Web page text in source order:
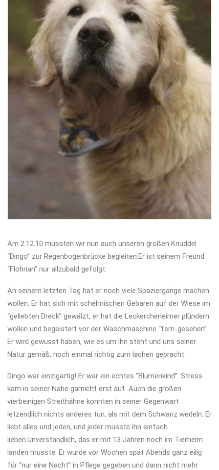
Am 2.12.10 mussten wir nun auch unseren großen Knuddel
“Dingo” zur Regenbogenbrücke begleiten.Er ist seinem Freund
“Flohrian” nur allzubald gefolgt.
An seinem letzten Tag hat er noch viele Spaziergänge machen
wollen. Er hat sich mit schelmischen Gebaren auf der Wiese im
“geliebten Dreck” gewälzt, er hat die Leckercheneimer plündern
wollen und begeistert vor der Waschmaschine “fern-gesehen”.
Er wird gewusst haben, wie es um ihn steht und uns seiner
Natur gemäß, noch einmal richtig zum lachen gebracht.
Dingo war einzigartig! Er war ein echtes “Blumenkind”. Stress
kam in seiner Nähe garnicht erst auf. Auch die großen
vierbeinigen Streithähne konnten in seiner Gegenwart
letzendlich nichts anderes tun, als mit dem Schwanz wedeln. Er
liebt alles und jeden, und jeder musste ihn einfach
lieben.Unverständlich, das er mit 13 Jahren noch im Tierheim
landen musste. Er wurde vor Wochen spät Abends ganz eilig
für “nur eine Nacht” in Pflege gegeben und dann nicht mehr